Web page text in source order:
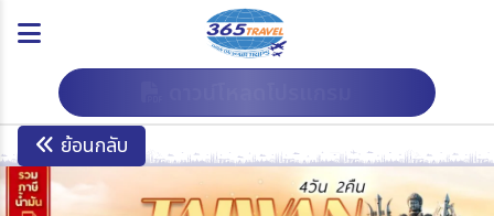
ย้อนกลับ